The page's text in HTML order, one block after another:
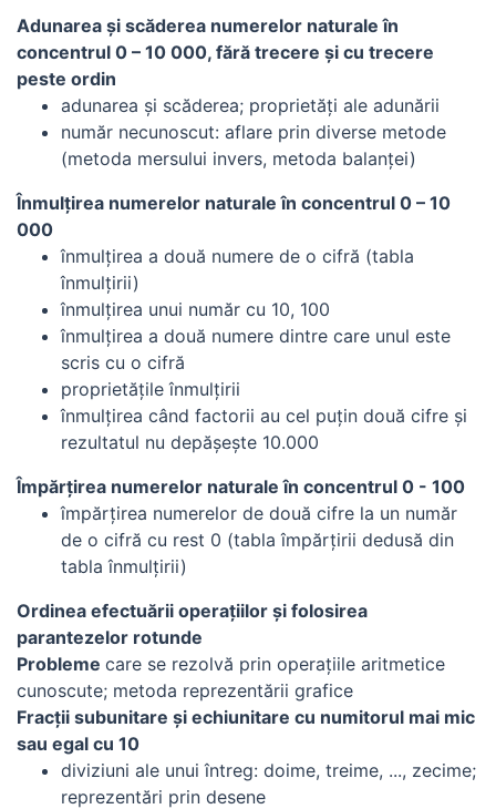
Adunarea şi scăderea numerelor naturale în
concentrul 0 – 10 000, fără trecere și cu trecere
peste ordin
adunarea şi scăderea; proprietăţi ale adunării
număr necunoscut: aflare prin diverse metode
(metoda mersului invers, metoda balanţei)
Înmulţirea numerelor naturale în concentrul 0 – 10
000
înmulţirea a două numere de o cifră (tabla
înmulţirii)
înmulţirea unui număr cu 10, 100
înmulţirea a două numere dintre care unul este
scris cu o cifră
proprietăţile înmulţirii
înmulţirea când factorii au cel puţin două cifre şi
rezultatul nu depăşeşte 10.000
Împărţirea numerelor naturale în concentrul 0 - 100
împărţirea numerelor de două cifre la un număr
de o cifră cu rest 0 (tabla împărţirii dedusă din
tabla înmulţirii)
Ordinea efectuării operaţiilor şi folosirea
parantezelor rotunde
Probleme care se rezolvă prin operaţiile aritmetice
cunoscute; metoda reprezentării grafice
Fracţii subunitare şi echiunitare cu numitorul mai mic
sau egal cu 10
diviziuni ale unui întreg: doime, treime, ..., zecime;
reprezentări prin desene